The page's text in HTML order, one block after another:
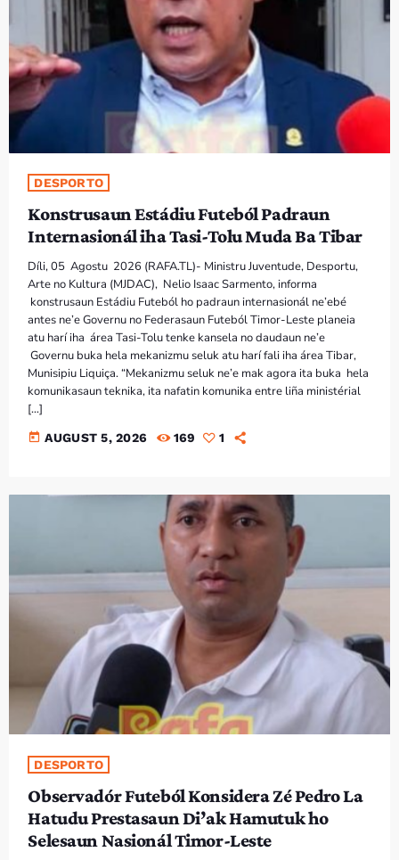
DESPORTO
Konstrusaun Estádiu Futeból Padraun
Internasionál iha Tasi-Tolu Muda Ba Tibar
Díli, 05 Agostu 2026 (RAFA.TL)- Ministru Juventude, Desportu,
Arte no Kultura (MJDAC), Nelio Isaac Sarmento, informa
konstrusaun Estádiu Futeból ho padraun internasionál ne’ebé
antes ne’e Governu no Federasaun Futeból Timor-Leste planeia
atu harí iha área Tasi-Tolu tenke kansela no daudaun ne’e
Governu buka hela mekanizmu seluk atu harí fali iha área Tibar,
Munisipiu Liquiça. “Mekanizmu seluk ne’e mak agora ita buka hela
komunikasaun teknika, ita nafatin komunika entre liña ministérial
[…]
today AUGUST 5, 2026 169 1
DESPORTO
Observadór Futeból Konsidera Zé Pedro La
Hatudu Prestasaun Di’ak Hamutuk ho
Selesaun Nasionál Timor-Leste